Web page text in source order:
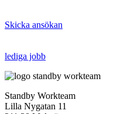
Skicka ansökan
lediga jobb
Standby Workteam
Lilla Nygatan 11